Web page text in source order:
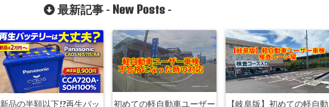
最新記事 - New Posts -
新品の半額以下!?再生バッ
初めての軽自動車ユーザー
【岐阜版】初めての軽自動